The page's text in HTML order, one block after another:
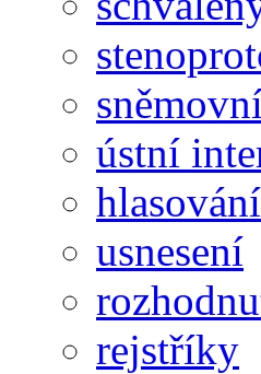
ústní
hlasování
usnesení
rejstříky